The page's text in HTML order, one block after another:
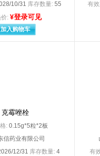
Novartis Singapore Pharmaceutical Manufacturing Private.Ltd（北京诺华制药有限公司分装）
Novo Nordisk A/S
Pfizer Manufacturing
PTI Royston LLC美国（总经销葛兰素史克日用保健品（中国）有限公司
RECIPHARM FONTAINE
TG MEDICAL SDN. BHD（代理人：苏州顶佳汇医
阿斯利康制药有限公司委托阿斯利康药业（中国）有限公司
艾康生物技术（杭州）有
安徽福来生物医药有限公
10/31 库存数量: 55
: ¥登录可见
加入购物车
有
克霉唑栓
: 0.15g*5粒*2板
信药业有限公司
12/31 库存数量: 4
有